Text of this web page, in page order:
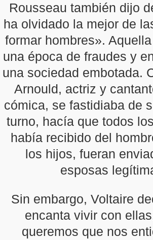
Rousseau también dijo
ha olvidado la mejor de
formar hombres».
una época de fraudes y
una sociedad embotada.
Arnould, actriz y
cómica, se fastidiaba de
turno, hacía que todos
había recibido del
los hijos, fueran
esposas
Sin embargo, Voltaire
encanta vivir con
queremos que nos